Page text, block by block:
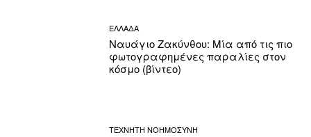
ΕΛΛΑΔΑ
Ναυάγιο Ζακύνθου: Μία από τις πιο
φωτογραφημένες παραλίες στον
κόσμο (βίντεο)
ΤΕΧΝΗΤΗ ΝΟΗΜΟΣΥΝΗ